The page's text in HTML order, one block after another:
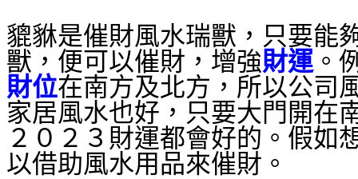
貔貅是催財風水瑞獸，只要能
獸，便可以催財，增強財運 。
財位在南方及北方，所以公司
家居風水也好，只要大門開在
２０２３財運都會好的。假如
以借助風水用品來催財。